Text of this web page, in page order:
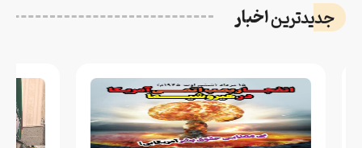
جدیدتریناخبار